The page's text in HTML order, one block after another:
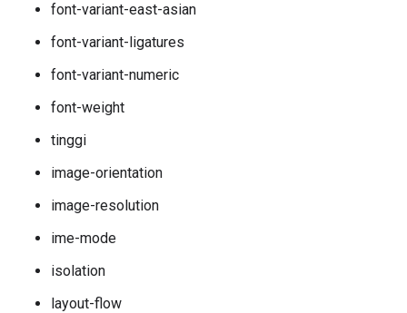
font-variant-east-asian
font-variant-ligatures
font-variant-numeric
font-weight
tinggi
image-orientation
image-resolution
ime-mode
isolation
layout-flow